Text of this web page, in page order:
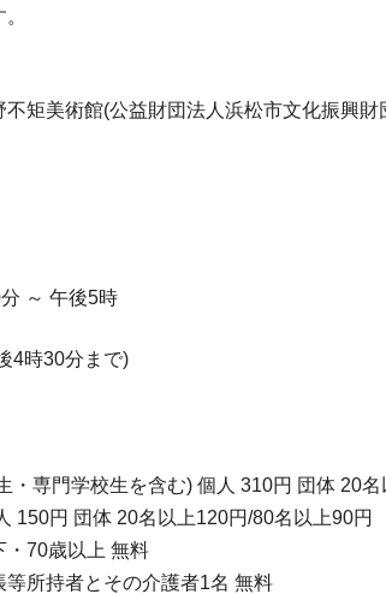
不矩美術館(公益財団法人浜松市文化振興財
～ 午後5時
4時30分まで)
・専門学校生を含む) 個人 310円 団体 20
150円 団体 20名以上120円/80名以上90円
・70歳以上 無料
等所持者とその介護者1名 無料